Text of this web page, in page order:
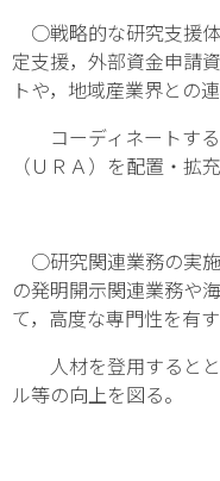
○戦略的な研究支援
定支援，外部資金申請
トや，地域産業界との
コーディネートする
（ＵＲＡ）を配置・拡
○研究関連業務の実
の発明開示関連業務や
て，高度な専門性を有
人材を登用するとと
ル等の向上を図る。